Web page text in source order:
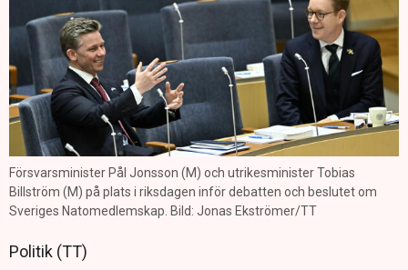
Försvarsminister Pål Jonsson (M) och utrikesminister Tobias
Billström (M) på plats i riksdagen inför debatten och beslutet om
Sveriges Natomedlemskap. Bild: Jonas Ekströmer/TT
Politik (TT)